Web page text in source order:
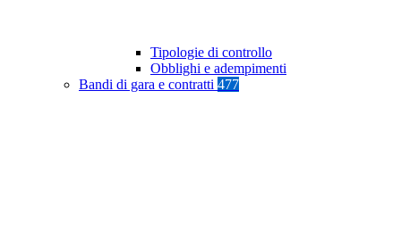
Tipologie di controllo
Obblighi e adempimenti
Bandi di gara e contratti 477